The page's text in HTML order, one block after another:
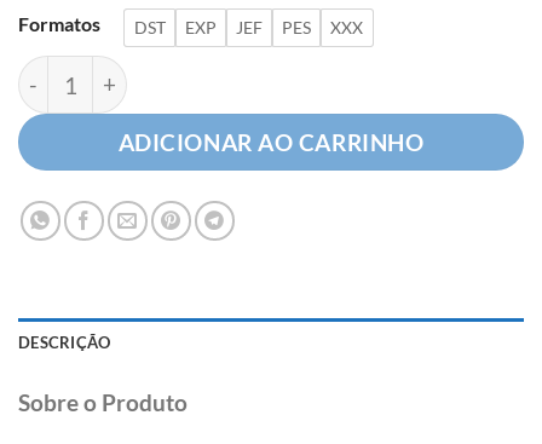
Formatos DST EXP JEF PES XXX
Ovelhinha Fofinha quantidade
ADICIONAR AO CARRINHO
DESCRIÇÃO
Sobre o Produto